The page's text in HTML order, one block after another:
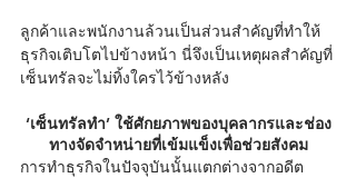
ลูกค้าและพนักงานล้วนเป็นส่วนสำคัญที่ทำให้
ธุรกิจเติบโตไปข้างหน้า นี่จึงเป็นเหตุผลสำคัญที่
เซ็นทรัลจะไม่ทิ้งใครไว้ข้างหลัง
‘เซ็นทรัลทำ’ ใช้ศักยภาพของบุคลากรและช่อง
ทางจัดจำหน่ายที่เข้มแข็งเพื่อช่วยสังคม
การทำธุรกิจในปัจจุบันนั้นแตกต่างจากอดีต